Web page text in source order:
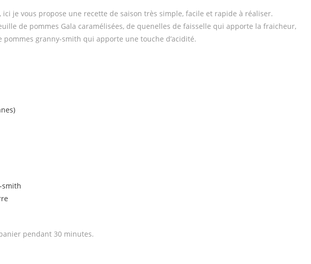
ici je vous propose une recette de saison très simple, facile et rapide à réaliser.
de pommes Gala caramélisées, de quenelles de faisselle qui apporte la fraicheur,
pommes granny-smith qui apporte une touche d’acidité.
smith
pendant 30 minutes.